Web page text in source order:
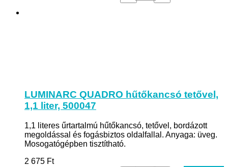
LUMINARC QUADRO hűtőkancsó tetővel,
1,1 liter, 500047
1,1 literes űrtartalmú hűtőkancsó, tetővel, bordázott
megoldással és fogásbiztos oldalfallal. Anyaga: üveg.
Mosogatógépben tisztítható.
2 675 Ft